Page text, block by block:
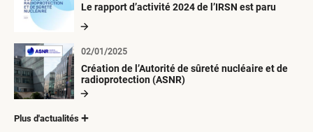
Le rapport d’activité 2024 de l’IRSN est paru
Création de l’Autorité de sûreté nucléaire et de
radioprotection (ASNR)
02/01/2025
Plus d'actualités